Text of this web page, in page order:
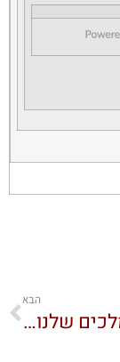
הבא
תפריט המלכים שלנו ליום שלישי ב-12:00